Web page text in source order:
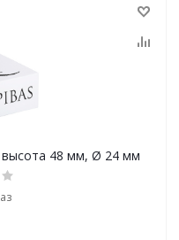
48 мм, Ø 24 мм